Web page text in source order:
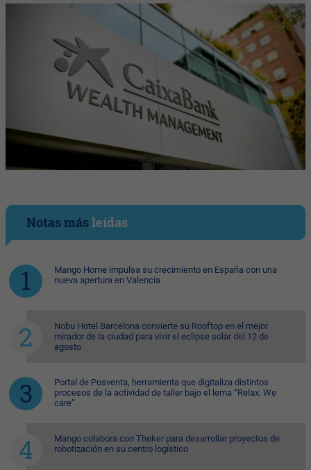
Notas másleídas
Mango Home impulsa su crecimiento en España con una
nueva apertura en Valencia
Nobu Hotel Barcelona convierte su Rooftop en el mejor
mirador de la ciudad para vivir el eclipse solar del 12 de
agosto
Portal de Posventa, herramienta que digitaliza distintos
procesos de la actividad de taller bajo el lema “Relax. We
care”
Mango colabora con Theker para desarrollar proyectos de
robotización en su centro logístico